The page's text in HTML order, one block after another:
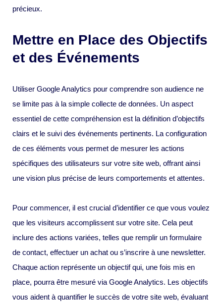
précieux.
Mettre en Place des Objectifs
et des Événements
Utiliser Google Analytics pour comprendre son audience ne
se limite pas à la simple collecte de données. Un aspect
essentiel de cette compréhension est la définition d’objectifs
clairs et le suivi des événements pertinents. La configuration
de ces éléments vous permet de mesurer les actions
spécifiques des utilisateurs sur votre site web, offrant ainsi
une vision plus précise de leurs comportements et attentes.
Pour commencer, il est crucial d’identifier ce que vous voulez
que les visiteurs accomplissent sur votre site. Cela peut
inclure des actions variées, telles que remplir un formulaire
de contact, effectuer un achat ou s’inscrire à une newsletter.
Chaque action représente un objectif qui, une fois mis en
place, pourra être mesuré via Google Analytics. Les objectifs
vous aident à quantifier le succès de votre site web, évaluant